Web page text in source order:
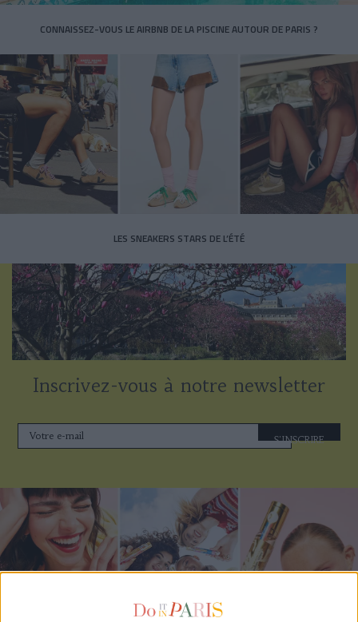
CONNAISSEZ-VOUS LE AIRBNB DE LA PISCINE AUTOUR DE PARIS ?
LES SNEAKERS STARS DE L’ÉTÉ
Inscrivez-vous à notre newsletter
S'INSCRIRE